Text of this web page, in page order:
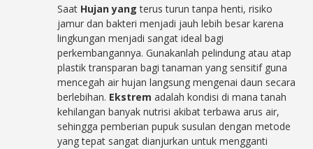
Saat Hujan yang terus turun tanpa henti, risiko
jamur dan bakteri menjadi jauh lebih besar karena
lingkungan menjadi sangat ideal bagi
perkembangannya. Gunakanlah pelindung atau atap
plastik transparan bagi tanaman yang sensitif guna
mencegah air hujan langsung mengenai daun secara
berlebihan. Ekstrem adalah kondisi di mana tanah
kehilangan banyak nutrisi akibat terbawa arus air,
sehingga pemberian pupuk susulan dengan metode
yang tepat sangat dianjurkan untuk mengganti